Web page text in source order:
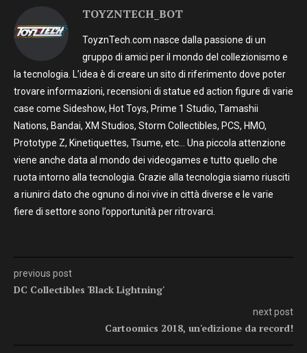
TOYZNTECH_BOT
ToyznTech.com nasce dalla passione di un
gruppo di amici per il mondo del collezionismo e
la tecnologia. L’idea è di creare un sito di riferimento dove poter
trovare informazioni, recensioni di statue ed action figure di varie
case come Sideshow, Hot Toys, Prime 1 Studio, Tamashii
Nations, Bandai, XM Studios, Storm Collectibles, PCS, HMO,
Prototype Z, Kinetiquettes, Tsume, etc… Una piccola attenzione
viene anche data al mondo dei videogames e tutto quello che
ruota intorno alla tecnologia. Grazie alla tecnologia siamo riusciti
a riunirci dato che ognuno di noi vive in città diverse e le varie
fiere di settore sono l’opportunità per ritrovarci.
previous post
DC Collectibles 'Black Lightning'
next post
Cartoomics 2018, un'edizione da record!